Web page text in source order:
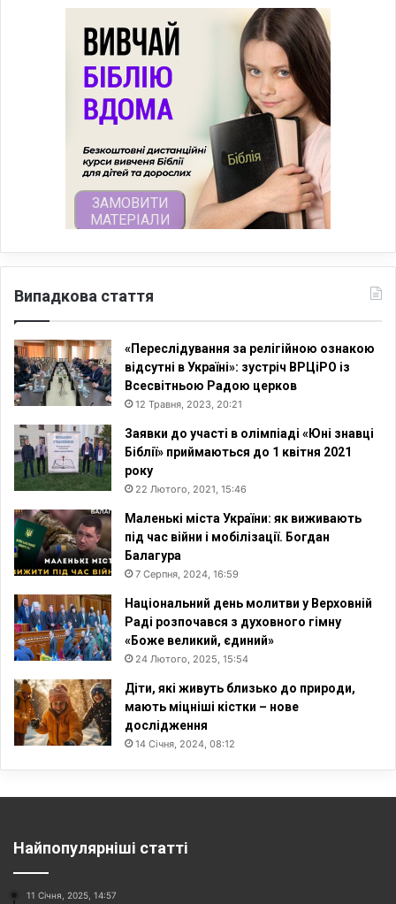
Випадкова стаття
«Переслідування за релігійною ознакою
відсутні в Україні»: зустріч ВРЦіРО із
Всесвітньою Радою церков
12 Травня, 2023, 20:21
Заявки до участі в олімпіаді «Юні знавці
Біблії» приймаються до 1 квітня 2021
року
22 Лютого, 2021, 15:46
Маленькі міста України: як виживають
під час війни і мобілізації. Богдан
Балагура
7 Серпня, 2024, 16:59
Національний день молитви у Верховній
Раді розпочався з духовного гімну
«Боже великий, єдиний»
24 Лютого, 2025, 15:54
Діти, які живуть близько до природи,
мають міцніші кістки – нове
дослідження
14 Січня, 2024, 08:12
Найпопулярніші статті
11 Січня, 2025, 14:57